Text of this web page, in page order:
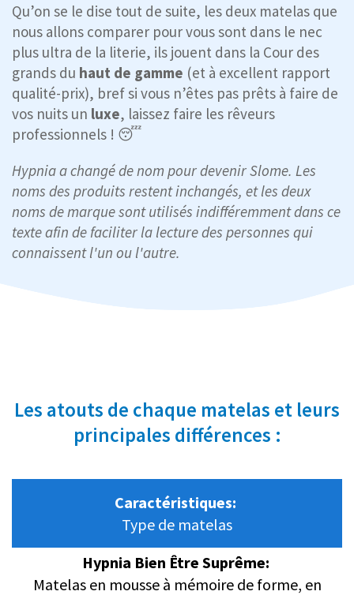
Qu’on se le dise tout de suite, les deux matelas que
nous allons comparer pour vous sont dans le nec
plus ultra de la literie, ils jouent dans la Cour des
grands du haut de gamme (et à excellent rapport
qualité-prix), bref si vous n’êtes pas prêts à faire de
vos nuits un luxe, laissez faire les rêveurs
professionnels ! 😴
Hypnia a changé de nom pour devenir Slome. Les
noms des produits restent inchangés, et les deux
noms de marque sont utilisés indifféremment dans ce
texte afin de faciliter la lecture des personnes qui
connaissent l'un ou l'autre.
Les atouts de chaque matelas et leurs
principales différences :
Caractéristiques:
Type de matelas
Hypnia Bien Être Suprême:
Matelas en mousse à mémoire de forme, en